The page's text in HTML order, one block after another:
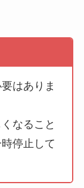
はありま
なること
停止して